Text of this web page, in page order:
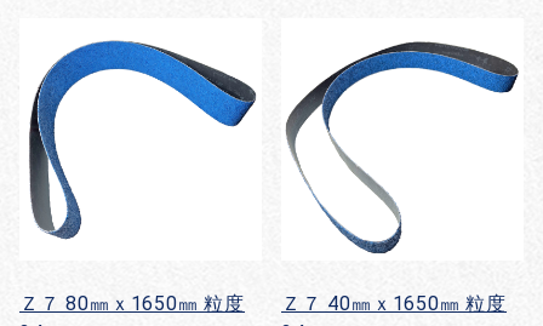
Ｚ７ 80㎜ｘ1650㎜ 粒度
Ｚ７ 40㎜ｘ1650㎜ 粒度